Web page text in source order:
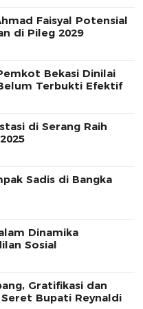
Faisyal Potensial
di Pileg 2029
Bekasi Dinilai
Terbukti Efektif
di Serang Raih
Sadis di Bangka
Dinamika
Sosial
Gratifikasi dan
Bupati Reynaldi